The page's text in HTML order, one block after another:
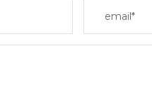
email*